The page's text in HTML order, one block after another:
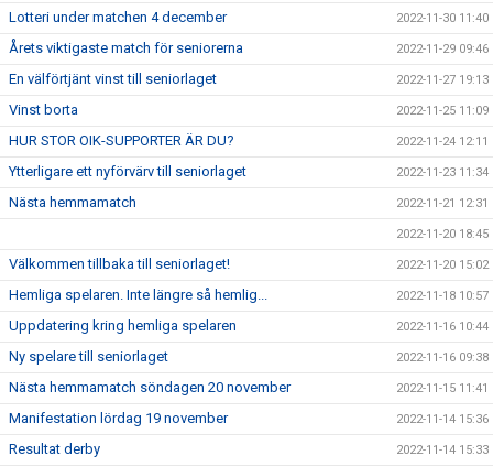
Lotteri under matchen 4 december 2022-11-30 11:40
Årets viktigaste match för seniorerna 2022-11-29 09:46
En välförtjänt vinst till seniorlaget 2022-11-27 19:13
Vinst borta 2022-11-25 11:09
HUR STOR OIK-SUPPORTER ÄR DU? 2022-11-24 12:11
Ytterligare ett nyförvärv till seniorlaget 2022-11-23 11:34
Nästa hemmamatch 2022-11-21 12:31
2022-11-20 18:45
Välkommen tillbaka till seniorlaget! 2022-11-20 15:02
Hemliga spelaren. Inte längre så hemlig... 2022-11-18 10:57
Uppdatering kring hemliga spelaren 2022-11-16 10:44
Ny spelare till seniorlaget 2022-11-16 09:38
Nästa hemmamatch söndagen 20 november 2022-11-15 11:41
Manifestation lördag 19 november 2022-11-14 15:36
Resultat derby 2022-11-14 15:33